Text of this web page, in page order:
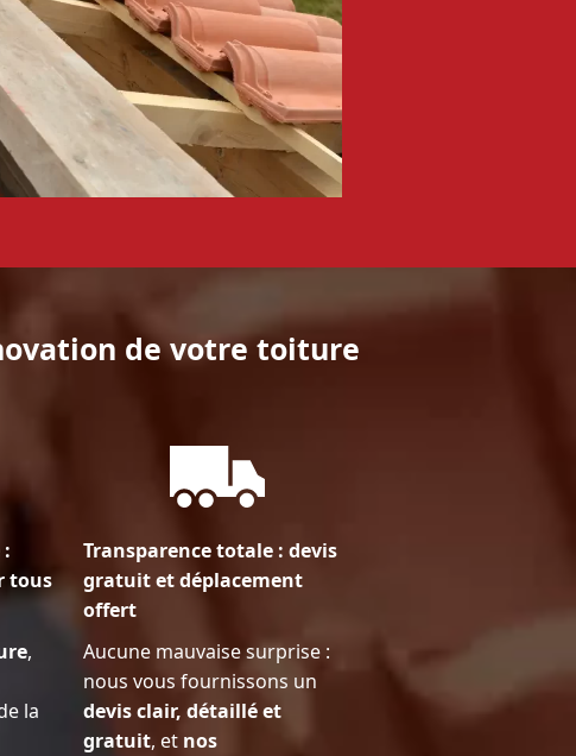
de votre toiture
tous
,
la
Transparence totale : devis
gratuit et déplacement
offert
Aucune mauvaise surprise :
nous vous fournissons un
devis clair, détaillé et
gratuit, et nos